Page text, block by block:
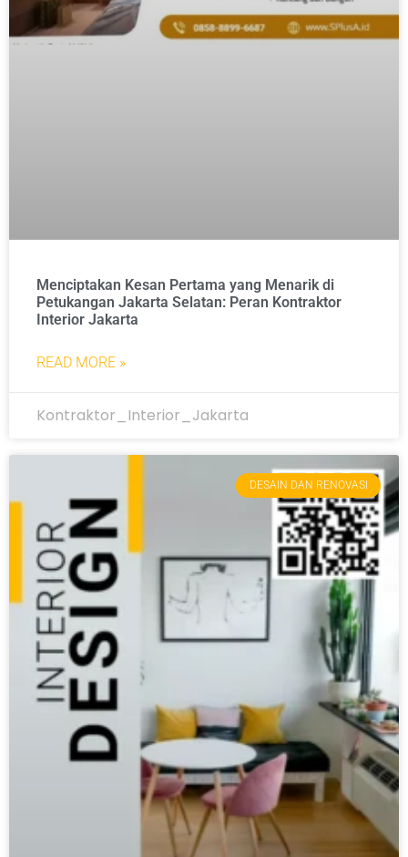
Menciptakan Kesan Pertama yang Menarik di
Petukangan Jakarta Selatan: Peran Kontraktor
Interior Jakarta
READ MORE »
Kontraktor_Interior_Jakarta
DESAIN DAN RENOVASI